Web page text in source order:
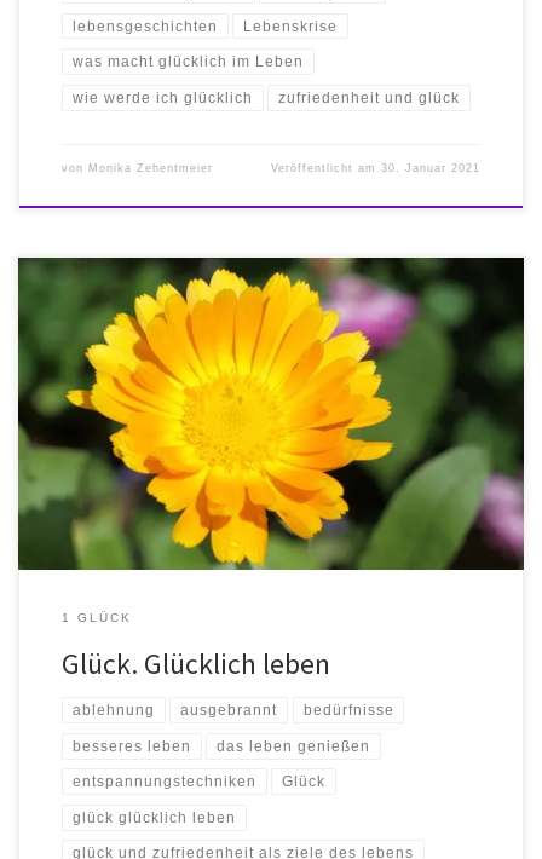
lebensgeschichten Lebenskrise
was macht glücklich im Leben
wie werde ich glücklich zufriedenheit und glück
von Monika Zehentmeier Veröffentlicht am30. Januar 2021
Glück. Glücklich leben. Du bist die Sonne Deiner Welt Von Natur aus
fühlst Du Dich als das Zentrum, als die Sonne, Deiner Welt. So ist
auch das ganze Universum im Großen wie im Kleinsten organisiert
und dies funktioniert tadel-los. Dein Wesen, wie die kleinsten
Zellen Deines Körpers und wie jedes […]
1 GLÜCK
Glück. Glücklich leben
ablehnung ausgebrannt bedürfnisse
besseres leben das leben genießen
entspannungstechniken Glück
glück glücklich leben
glück und zufriedenheit als ziele des lebens